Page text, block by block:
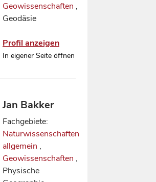
Geowissenschaften ,
Geodäsie
Profil anzeigen
In eigener Seite öffnen
Jan Bakker
Fachgebiete:
Naturwissenschaften
allgemein ,
Geowissenschaften ,
Physische